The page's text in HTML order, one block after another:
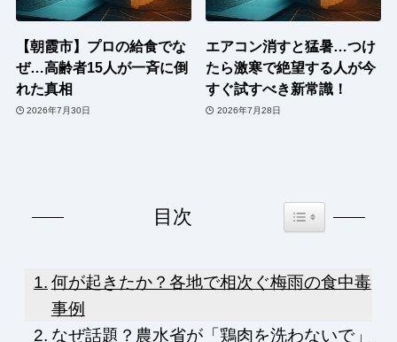
【朝霞市】プロの給食でな
ぜ…高齢者15人が一斉に倒
れた真相
2026年7月30日
エアコン消すと猛暑…つけ
たら激寒で絶望する人が今
すぐ試すべき新常識！
2026年7月28日
目次 Toggle Table of
何が起きたか？各地で相次ぐ梅雨の食中毒
事例
なぜ話題？農水省が「鶏肉を洗わないで」